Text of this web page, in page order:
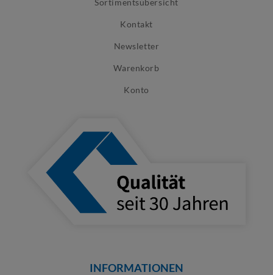
Sortimentsübersicht
Kontakt
Newsletter
Warenkorb
Konto
INFORMATIONEN